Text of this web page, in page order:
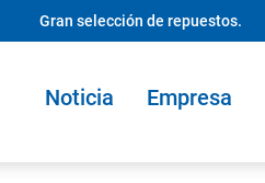
Gran selección de repuestos.
Noticia Empresa